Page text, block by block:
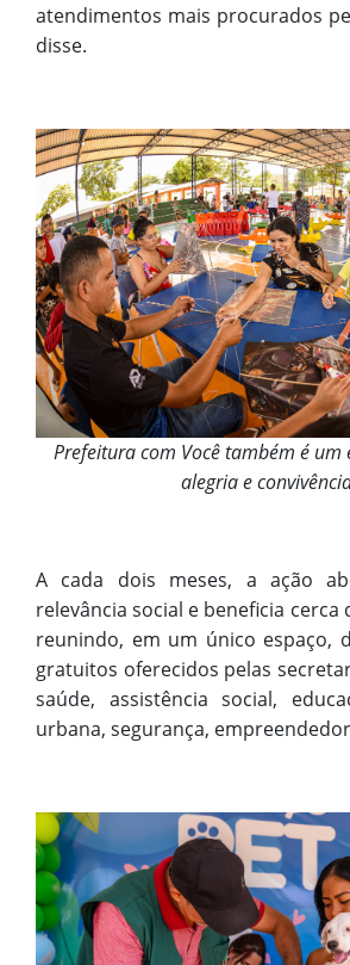
atendimentos mais procurados
disse.
Prefeitura com Você também é um
alegria e
A cada dois meses, a ação
relevância social e beneficia cerca
reunindo, em um único espaço,
gratuitos oferecidos pelas
saúde, assistência social,
urbana, segurança,